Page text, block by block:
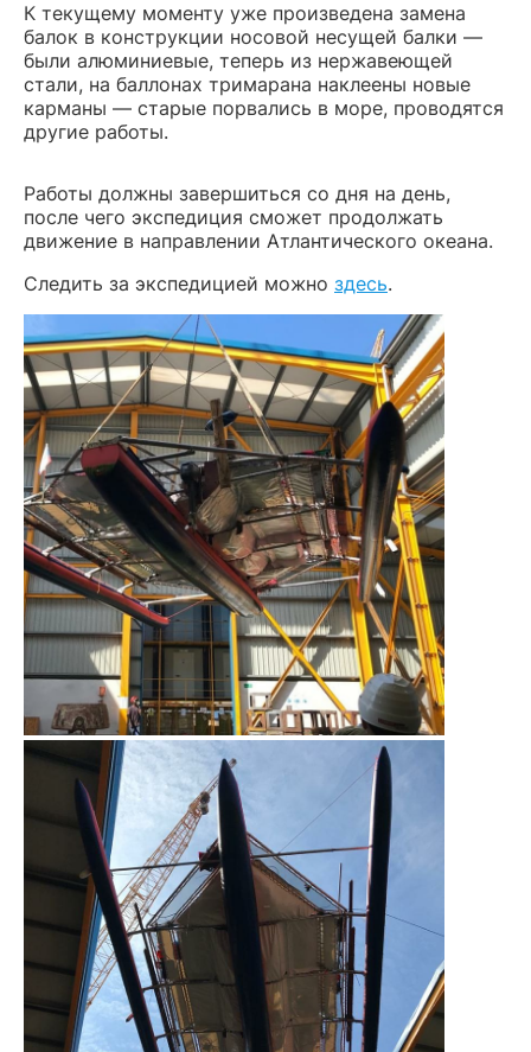
К текущему моменту уже произведена замена
балок в конструкции носовой несущей балки —
были алюминиевые, теперь из нержавеющей
стали, на баллонах тримарана наклеены новые
карманы — старые порвались в море, проводятся
другие работы.
Работы должны завершиться со дня на день,
после чего экспедиция сможет продолжать
движение в направлении Атлантического океана.
Следить за экспедицией можно здесь.